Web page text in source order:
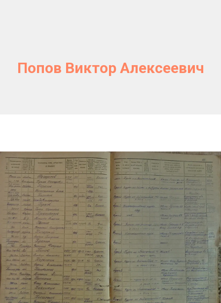
Попов Виктор Алексеевич